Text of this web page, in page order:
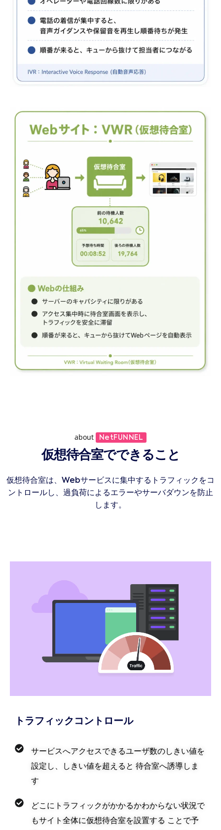
about NetFUNNEL
仮想待合室でできること
仮想待合室は、Webサービスに集中するトラフィックをコ
ントロールし、過負荷によるエラーやサーバダウンを防止
します。
トラフィックコントロール
サービスへアクセスできるユーザ数のしきい値を
設定し、しきい値を超えると 待合室へ誘導しま
す
どこにトラフィックがかかるかわからない状況で
もサイト全体に仮想待合室を設置する ことで予